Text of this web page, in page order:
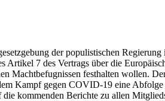
der populistischen
7 des Vertrags über die
Machtbefugnissen festhalten wollen.
Kampf gegen COVID-19 eine
kommenden Berichte zu allen